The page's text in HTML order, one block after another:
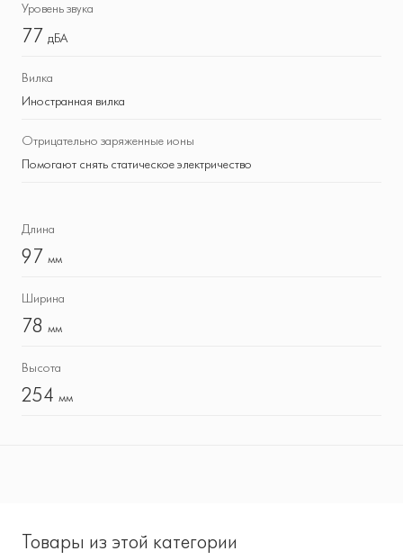
Уровень звука
77 дБА
Вилка
Иностранная вилка
Отрицательно заряженные ионы
Помогают снять статическое электричество
Длина
97 мм
Ширина
78 мм
Высота
254 мм
Товары из этой категории